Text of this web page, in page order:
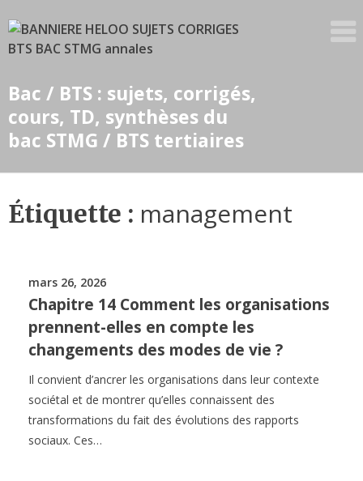
to
content
Bac / BTS : sujets, corrigés,
cours, TD, synthèses du
bac STMG / BTS tertiaires
Étiquette : management
mars 26, 2026
Chapitre 14 Comment les organisations
prennent-elles en compte les
changements des modes de vie ?
Il convient d’ancrer les organisations dans leur contexte
sociétal et de montrer qu’elles connaissent des
transformations du fait des évolutions des rapports
sociaux. Ces…